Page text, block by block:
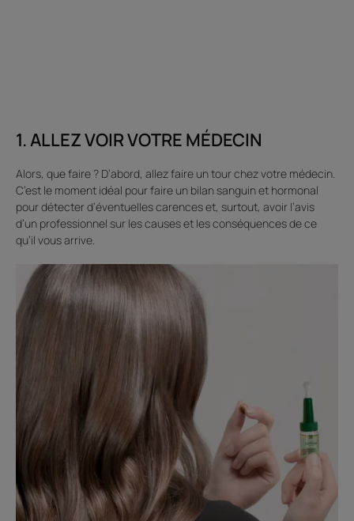
1. ALLEZ VOIR VOTRE MÉDECIN
Alors, que faire ? D’abord, allez faire un tour chez votre médecin.
C’est le moment idéal pour faire un bilan sanguin et hormonal
pour détecter d’éventuelles carences et, surtout, avoir l’avis
d’un professionnel sur les causes et les conséquences de ce
qu’il vous arrive.